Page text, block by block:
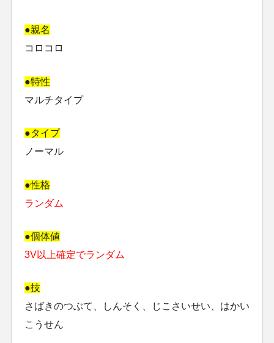
●親名
コロコロ
●特性
マルチタイプ
●タイプ
ノーマル
●性格
ランダム
●個体値
3V以上確定でランダム
●技
さばきのつぶて、しんそく、じこさいせい、はかい
こうせん